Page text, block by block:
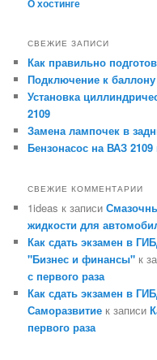
О хостинге
СВЕЖИЕ ЗАПИСИ
Как правильно
Подключение к
Установка
2109
Замена лампочек в
Бензонасос на ВАЗ 2109
СВЕЖИЕ КОММЕНТАРИИ
1ideas к записи
жидкости для
Как сдать экзамен в
"Бизнес и финансы" к
с первого раза
Как сдать экзамен в
Саморазвитие к записи
первого раза